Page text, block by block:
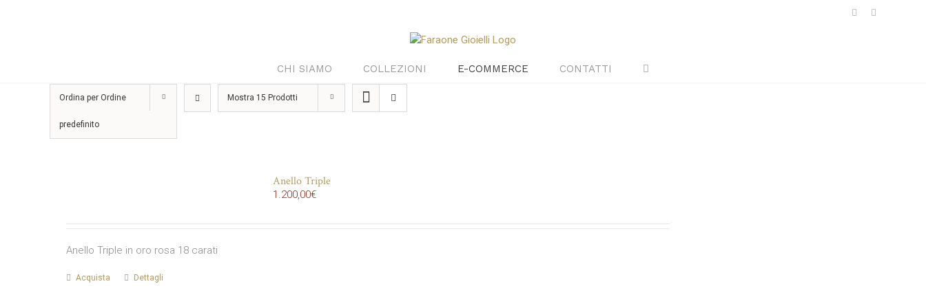
Instagram
CHI SIAMO COLLEZIONI E-COMMERCE CONTATTI
Ordina per Ordine
predefinito
Mostra 15 Prodotti
Anello Triple
1.200,00€
Anello Triple in oro rosa 18 carati
Acquista Dettagli